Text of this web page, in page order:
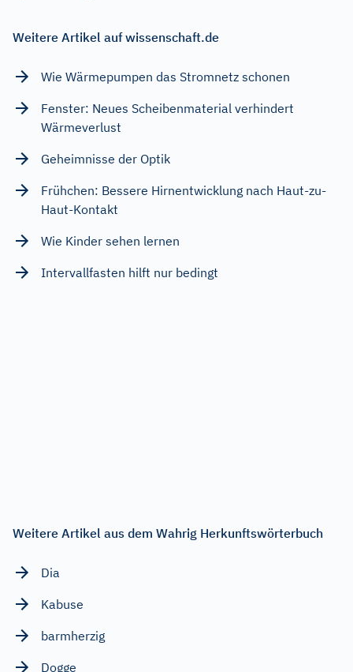
Weitere Artikel auf wissenschaft.de
Wie Wärmepumpen das Stromnetz schonen
Fenster: Neues Scheibenmaterial verhindert
Wärmeverlust
Geheimnisse der Optik
Frühchen: Bessere Hirnentwicklung nach Haut-zu-
Haut-Kontakt
Wie Kinder sehen lernen
Intervallfasten hilft nur bedingt
Weitere Artikel aus dem Wahrig Herkunftswörterbuch
Dia
Kabuse
barmherzig
Dogge